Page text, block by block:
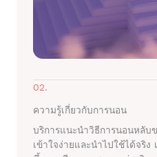
02.
ความรู้เกี่ยวกับการนอน
บริการแนะนำวิธีการนอนหลับ
เข้าใจง่ายและนำไปใช้ได้จริ